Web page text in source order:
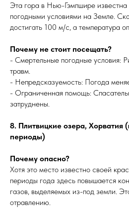
Эта гора в Нью-Гэмпшире
погодными условиями на Земле.
достигать 100 м/с, а температура
Почему не стоит посещать?
- Смертельные погодные условия:
травм.
- Непредсказуемость: Погода
- Ограниченная помощь:
затруднены.
8. Плитвицкие озера, Хорватия
периоды)
Почему опасно?
Хотя это место известно своей
периоды года здесь повышается
газов, выделяемых из-под земли.
отравлению.